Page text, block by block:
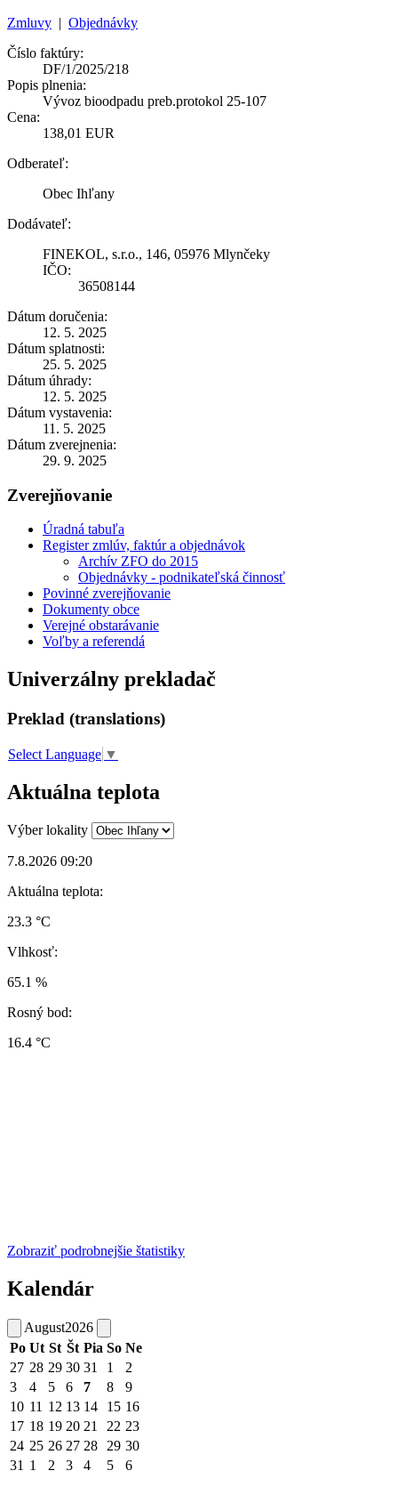
Zmluvy | Objednávky
Číslo faktúry:
DF/1/2025/218
Popis plnenia:
Vývoz bioodpadu preb.protokol 25-107
Cena:
138,01 EUR
Odberateľ:
Obec Ihľany
Dodávateľ:
FINEKOL, s.r.o., 146, 05976 Mlynčeky
IČO:
36508144
Dátum doručenia:
12. 5. 2025
Dátum splatnosti:
25. 5. 2025
Dátum úhrady:
12. 5. 2025
Dátum vystavenia:
11. 5. 2025
Dátum zverejnenia:
29. 9. 2025
Zverejňovanie
Úradná tabuľa
Register zmlúv, faktúr a objednávok
Archív ZFO do 2015
Objednávky - podnikateľská činnosť
Povinné zverejňovanie
Dokumenty obce
Verejné obstarávanie
Voľby a referendá
Univerzálny prekladač
Preklad (translations)
Select Language ▼
Aktuálna teplota
Výber lokality
7.8.2026 09:20
Aktuálna teplota:
23.3 °C
Vlhkosť:
65.1 %
Rosný bod:
16.4 °C
Zobraziť podrobnejšie štatistiky
Kalendár
August2026
Po Ut St Št Pia So Ne
27 28 29 30 31 1
2
3
4 5 6 7 8
9
10 11 12 13 14 15 16
17 18 19 20 21 22 23
24 25 26 27 28 29 30
31 1 2 3 4 5 6